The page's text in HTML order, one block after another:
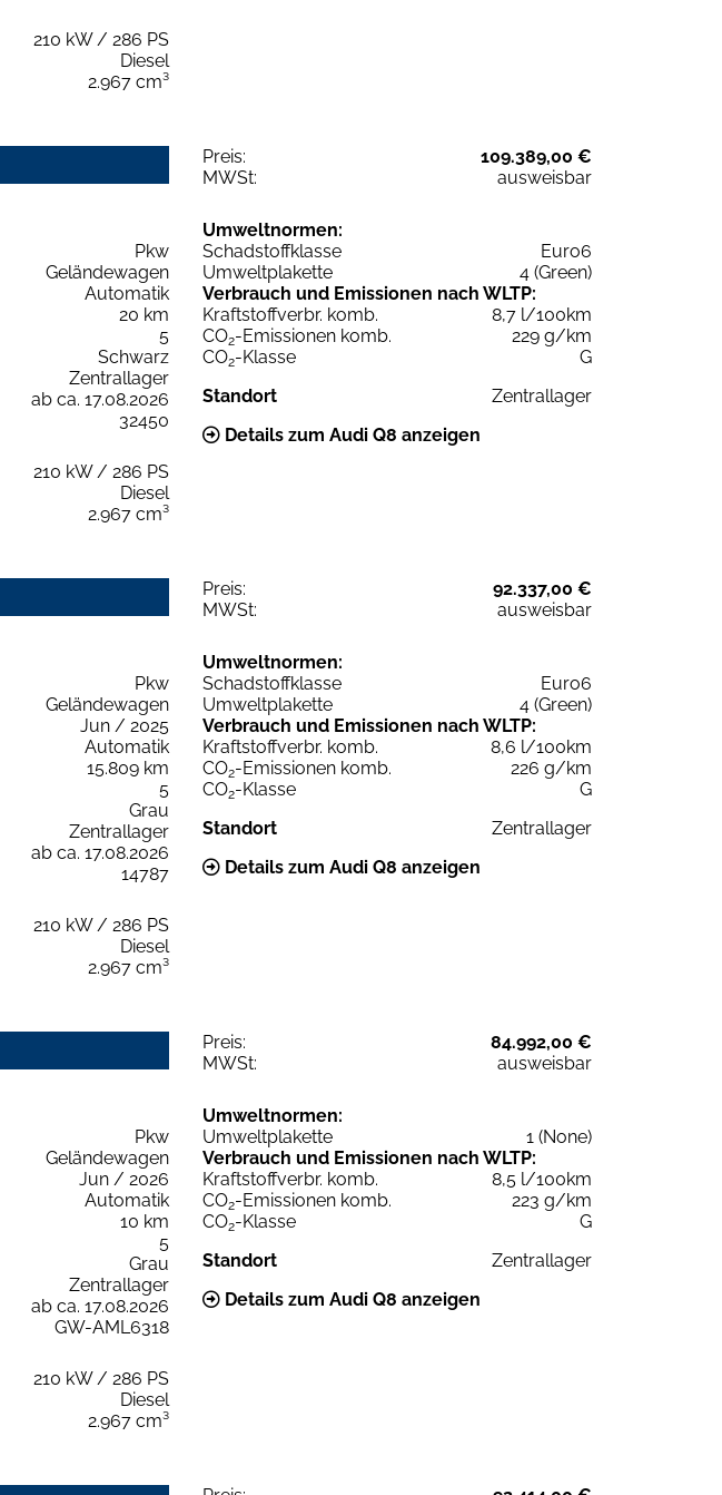
210 kW / 286 PS
Diesel
2.967 cm³
Preis:
109.389,00 €
MWSt:
ausweisbar
Pkw
Geländewagen
Automatik
20 km
5
Schwarz
Zentrallager
ab ca. 17.08.2026
32450
210 kW / 286 PS
Diesel
2.967 cm³
Umweltnormen:
Schadstoffklasse
Euro6
Umweltplakette
4 (Green)
Verbrauch und Emissionen nach WLTP:
Kraftstoffverbr. komb.
8,7 l/100km
CO2-Emissionen komb.
229 g/km
CO2-Klasse
G
Standort
Zentrallager
Details zum Audi Q8 anzeigen
Preis:
92.337,00 €
MWSt:
ausweisbar
Pkw
Geländewagen
Jun / 2025
Automatik
15.809 km
5
Grau
Zentrallager
ab ca. 17.08.2026
14787
210 kW / 286 PS
Diesel
2.967 cm³
Umweltnormen:
Schadstoffklasse
Euro6
Umweltplakette
4 (Green)
Verbrauch und Emissionen nach WLTP:
Kraftstoffverbr. komb.
8,6 l/100km
CO2-Emissionen komb.
226 g/km
CO2-Klasse
G
Standort
Zentrallager
Details zum Audi Q8 anzeigen
Preis:
84.992,00 €
MWSt:
ausweisbar
Pkw
Geländewagen
Jun / 2026
Automatik
10 km
5
Grau
Zentrallager
ab ca. 17.08.2026
GW-AML6318
210 kW / 286 PS
Diesel
2.967 cm³
Umweltnormen:
Umweltplakette
1 (None)
Verbrauch und Emissionen nach WLTP:
Kraftstoffverbr. komb.
8,5 l/100km
CO2-Emissionen komb.
223 g/km
CO2-Klasse
G
Standort
Zentrallager
Details zum Audi Q8 anzeigen